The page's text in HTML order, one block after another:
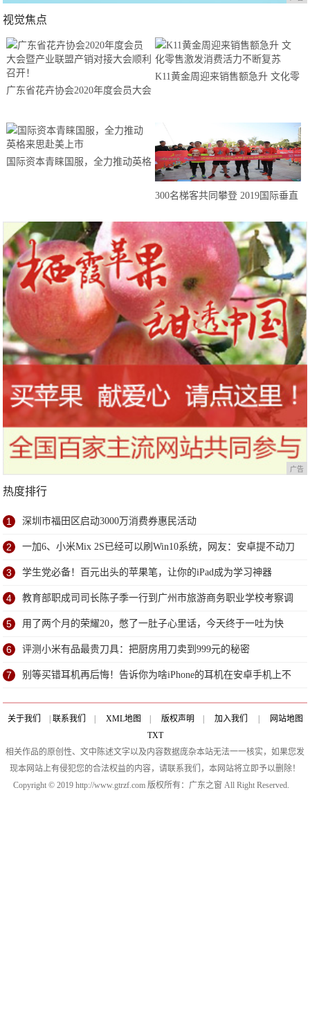
视觉焦点
广东省花卉协会2020年度会员大会
开！
K11黄金周迎来销售额急升 文化零
国际资本青睐国服，全力推动英格
300名梯客共同攀登 2019国际垂直
站欢乐开跑
广告
热度排行
1 深圳市福田区启动3000万消费券惠民活动
2 一加6、小米Mix 2S已经可以刷Win10系统，网友：安卓提不动刀
了？
3 学生党必备！百元出头的苹果笔，让你的iPad成为学习神器
4 教育部职成司司长陈子季一行到广州市旅游商务职业学校考察调
研
5 用了两个月的荣耀20，憋了一肚子心里话，今天终于一吐为快
6 评测小米有品最贵刀具：把厨房用刀卖到999元的秘密
7 别等买错耳机再后悔！告诉你为啥iPhone的耳机在安卓手机上不
能用
关于我们 联系我们 XML地图 版权声明 加入我们
网站地图
TXT
相关作品的原创性、文中陈述文字以及内容数据庞杂本站无法一一核实，如果您发
现本网站上有侵犯您的合法权益的内容，请联系我们，本网站将立即予以删除！
Copyright © 2019 http://www.gtrzf.com 版权所有：广东之窗 All Right Reserved.